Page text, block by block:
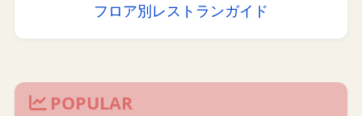
フロア別レストランガイド
POPULAR